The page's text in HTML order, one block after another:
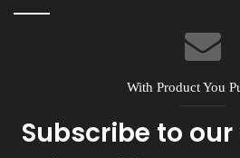
With Product You
Subscribe to